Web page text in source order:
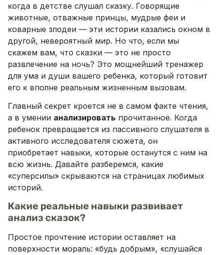
когда в детстве слушал сказку. Говорящие
животные, отважные принцы, мудрые феи и
коварные злодеи — эти истории казались окном в
другой, невероятный мир. Но что, если мы
скажем вам, что сказки — это не просто
развлечение на ночь? Это мощнейший тренажер
для ума и души вашего ребенка, который готовит
его к вполне реальным жизненным вызовам.
Главный секрет кроется не в самом факте чтения,
а в умении анализировать прочитанное. Когда
ребенок превращается из пассивного слушателя в
активного исследователя сюжета, он
приобретает навыки, которые останутся с ним на
всю жизнь. Давайте разберемся, какие
«суперсилы» скрываются на страницах любимых
историй.
Какие реальные навыки развивает
анализ сказок?
Простое прочтение истории оставляет на
поверхности мораль: «будь добрым», «слушайся